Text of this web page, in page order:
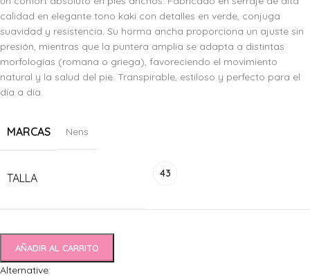
calidad en elegante tono kaki con detalles en verde, conjuga
suavidad y resistencia. Su horma ancha proporciona un ajuste sin
presión, mientras que la puntera amplia se adapta a distintas
morfologías (romana o griega), favoreciendo el movimiento
natural y la salud del pie. Transpirable, estiloso y perfecto para el
día a día.
MARCAS Nens
TALLA 43
AÑADIR AL CARRITO
Alternative: